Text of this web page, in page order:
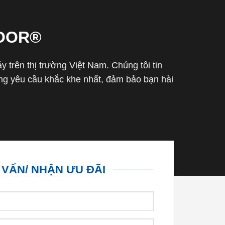
trên thị trường Việt Nam. Chúng tôi tin
yêu cầu khắc khe nhất, đảm bảo bạn hài
NHẬN ƯU ĐÃI